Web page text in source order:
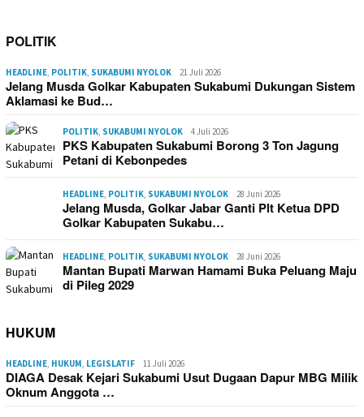
POLITIK
HEADLINE, POLITIK, SUKABUMI NYOLOK 21 Juli 2026
Jelang Musda Golkar Kabupaten Sukabumi Dukungan Sistem
Aklamasi ke Bud…
POLITIK, SUKABUMI NYOLOK 4 Juli 2026
PKS Kabupaten Sukabumi Borong 3 Ton Jagung
Petani di Kebonpedes
HEADLINE, POLITIK, SUKABUMI NYOLOK 28 Juni 2026
Jelang Musda, Golkar Jabar Ganti Plt Ketua DPD
Golkar Kabupaten Sukabu…
HEADLINE, POLITIK, SUKABUMI NYOLOK 28 Juni 2026
Mantan Bupati Marwan Hamami Buka Peluang Maju
di Pileg 2029
HUKUM
HEADLINE, HUKUM, LEGISLATIF 11 Juli 2026
DIAGA Desak Kejari Sukabumi Usut Dugaan Dapur MBG Milik
Oknum Anggota …